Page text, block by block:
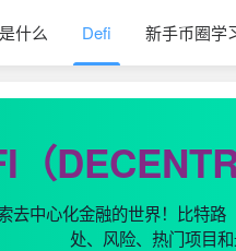
什么 Defi 新手币圈学
（
去中心化金融的世界！比特路
处、风险、热门项目